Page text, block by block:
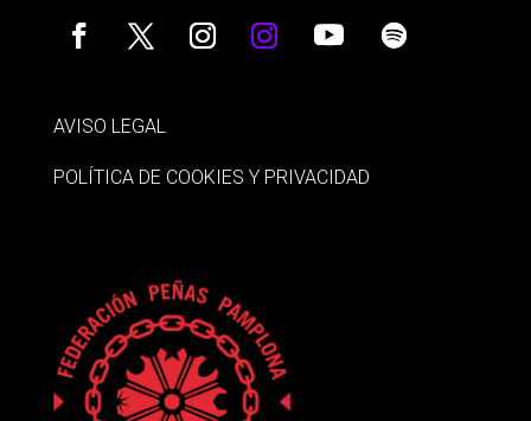
AVISO LEGAL
POLÍTICA DE COOKIES Y PRIVACIDAD